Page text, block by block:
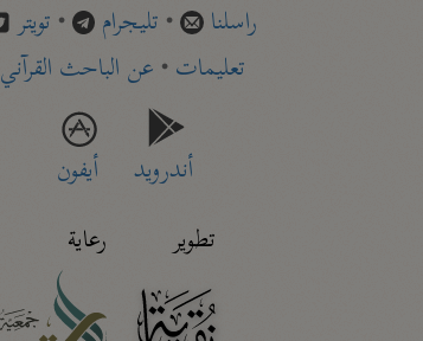
راسلنا • تليجرام • تويتر
تعليمات• عن الباحث القرآني
أندرويد
أيفون
تطوير
رعاية